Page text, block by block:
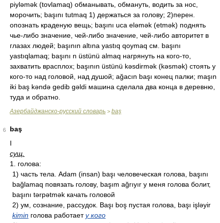
piyləmək (tovlamaq) обманывать, обмануть, водить за нос,
морочить; başını tutmaq 1) держаться за голову; 2)перен.
опознать краденую вещь; başını uca eləmək (etmək) поднять
чье-либо значение, чей-либо значение, чей-либо авторитет в
глазах людей; başının altına yastıq qoymaq см. başını
yastıqlamaq; başını n üstünü almaq нагрянуть на кого-то,
захватить врасплох; başının üstünü kəsdirmək (kəsmək) стоять у
кого-то над головой, над душой; ağacın başı конец палки; maşın
iki baş kəndə gedib gəldi машина сделала два конца в деревню,
туда и обратно.
Азербайджанско-русский словарь > baş
6
baş
I
сущ.
1. голова:
1) часть тела. Adam (insan) başı человеческая голова, başını
bağlamaq повязать голову, başım ağrıyır у меня голова болит,
başını tərpətmək качать головой
2) ум, сознание, рассудок. Başı boş пустая голова, başı işləyir
kimin голова работаету кого